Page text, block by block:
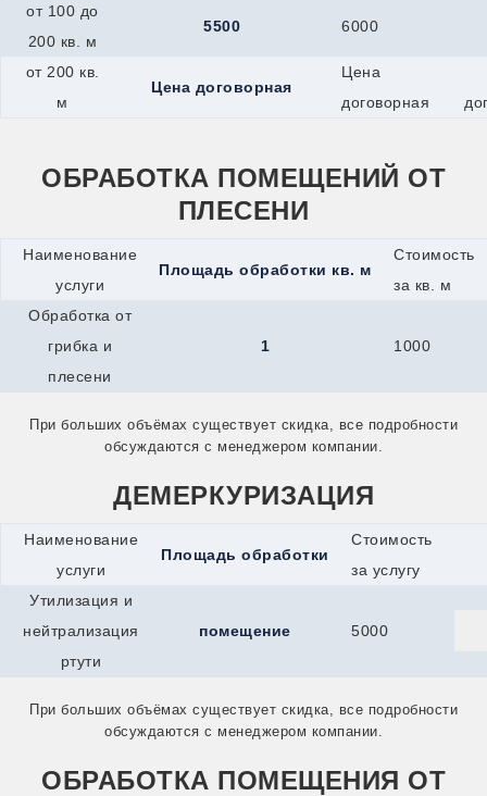
от 100 до
200 кв. м
5500 6000
от 200 кв.
м
Цена договорная
Цена
договорная
ОБРАБОТКА ПОМЕЩЕНИЙ ОТ
ПЛЕСЕНИ
Наименование
услуги
Площадь обработки кв. м
Стоимость
за кв. м
Обработка от
грибка и
плесени
1 1000
При больших объёмах существует скидка, все подробности
обсуждаются с менеджером компании.
ДЕМЕРКУРИЗАЦИЯ
Наименование
услуги
Площадь обработки
Стоимость
за услугу
Утилизация и
нейтрализация
ртути
помещение 5000
При больших объёмах существует скидка, все подробности
обсуждаются с менеджером компании.
ОБРАБОТКА ПОМЕЩЕНИЯ ОТ